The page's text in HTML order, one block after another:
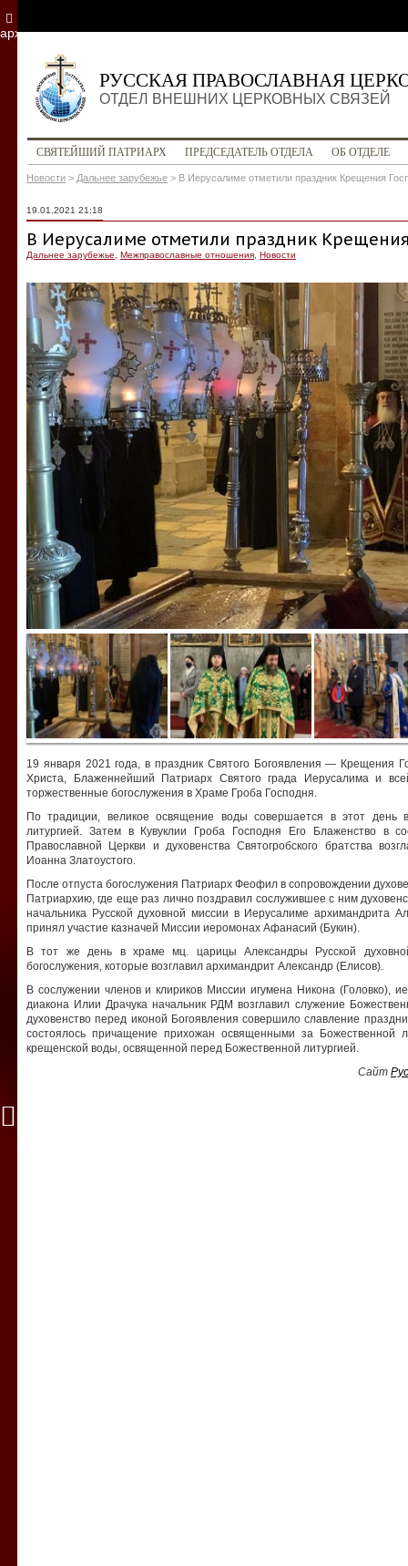
РУССКАЯ ПРАВОСЛАВНАЯ
ОТДЕЛ ВНЕШНИХ ЦЕРКОВНЫХ СВЯЗЕЙ
СВЯТЕЙШИЙ ПАТРИАРХ ПРЕДСЕДАТЕЛЬ ОТДЕЛА ОБ ОТДЕЛЕ
Новости > Дальнее зарубежье > В Иерусалиме отметили праздник Крещения
19.01.2021 21:18
В Иерусалиме отметили праздник
Дальнее зарубежье Межправославные отношения Новости
19 января 2021 года, в праздник Святого Богоявления — Крещения
Христа, Блаженнейший Патриарх Святого града Иерусалима и
торжественные богослужения в Храме Гроба Господня.
По традиции, великое освящение воды совершается в этот день
литургией. Затем в Кувуклии Гроба Господня Его Блаженство в
Православной Церкви и духовенства Святогробского братства
Иоанна Златоустого.
После отпуста богослужения Патриарх Феофил в сопровождении
Патриархию, где еще раз лично поздравил сослужившее с ним
начальника Русской духовной миссии в Иерусалиме архимандрита
принял участие казначей Миссии иеромонах Афанасий (Букин).
В тот же день в храме мц. царицы Александры Русской
богослужения, которые возглавил архимандрит Александр (Елисов).
В сослужении членов и клириков Миссии игумена Никона (Головко),
диакона Илии Драчука начальник РДМ возглавил служение
духовенство перед иконой Богоявления совершило славление
состоялось причащение прихожан освященными за Божественной
крещенской воды, освященной перед Божественной литургией.
Сайт
архив